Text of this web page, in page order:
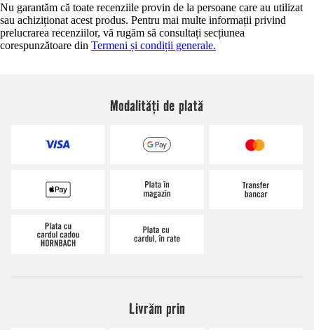
Nu garantăm că toate recenziile provin de la persoane care au utilizat
sau achiziționat acest produs. Pentru mai multe informații privind
prelucrarea recenziilor, vă rugăm să consultați secțiunea
corespunzătoare din Termeni și condiții generale.
Modalități de plată
Livrăm prin